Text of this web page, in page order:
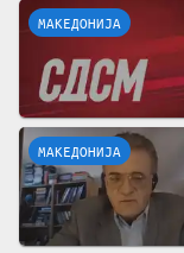
МАКЕДОНИЈА
МАКЕДОНИЈА